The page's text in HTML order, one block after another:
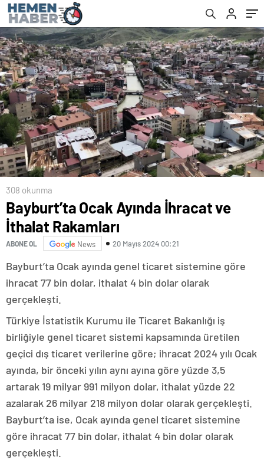
308 okunma
Bayburt’ta Ocak Ayında İhracat ve
İthalat Rakamları
ABONE OL News 20 Mayıs 2024 00:21
Bayburt’ta Ocak ayında genel ticaret sistemine göre
ihracat 77 bin dolar, ithalat 4 bin dolar olarak
gerçekleşti.
Türkiye İstatistik Kurumu ile Ticaret Bakanlığı iş
birliğiyle genel ticaret sistemi kapsamında üretilen
geçici dış ticaret verilerine göre; ihracat 2024 yılı Ocak
ayında, bir önceki yılın aynı ayına göre yüzde 3,5
artarak 19 milyar 991 milyon dolar, ithalat yüzde 22
azalarak 26 milyar 218 milyon dolar olarak gerçekleşti.
Bayburt’ta ise, Ocak ayında genel ticaret sistemine
göre ihracat 77 bin dolar, ithalat 4 bin dolar olarak
gerçekleşti.